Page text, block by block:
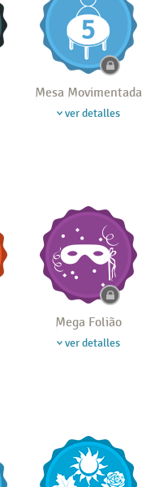
Mesa Movimentada
ver detalles
Mega Folião
ver detalles